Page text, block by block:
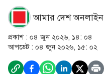
আমার দেশ অনলাইন
প্রকাশ : ০৪ জুন ২০২৬, ১৪: ০৪
আপডেট : ০৪ জুন ২০২৬, ১৫: ০২